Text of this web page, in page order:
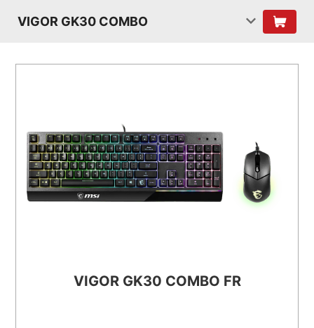
VIGOR GK30 COMBO
VIGOR GK30 COMBO FR